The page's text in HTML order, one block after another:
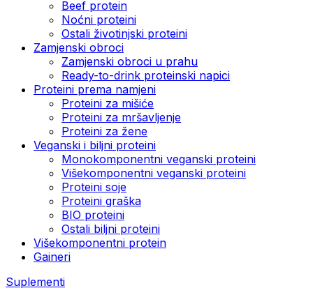
Beef protein
Noćni proteini
Ostali životinjski proteini
Zamjenski obroci
Zamjenski obroci u prahu
Ready-to-drink proteinski napici
Proteini prema namjeni
Proteini za mišiće
Proteini za mršavljenje
Proteini za žene
Veganski i biljni proteini
Monokomponentni veganski proteini
Višekomponentni veganski proteini
Proteini soje
Proteini graška
BIO proteini
Ostali biljni proteini
Višekomponentni protein
Gaineri
Suplementi